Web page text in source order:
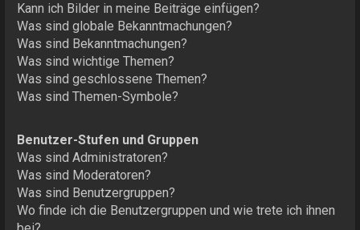
Kann ich Bilder in meine Beiträge einfügen?
Was sind globale Bekanntmachungen?
Was sind Bekanntmachungen?
Was sind wichtige Themen?
Was sind geschlossene Themen?
Was sind Themen-Symbole?
Benutzer-Stufen und Gruppen
Was sind Administratoren?
Was sind Moderatoren?
Was sind Benutzergruppen?
Wo finde ich die Benutzergruppen und wie trete ich ihnen